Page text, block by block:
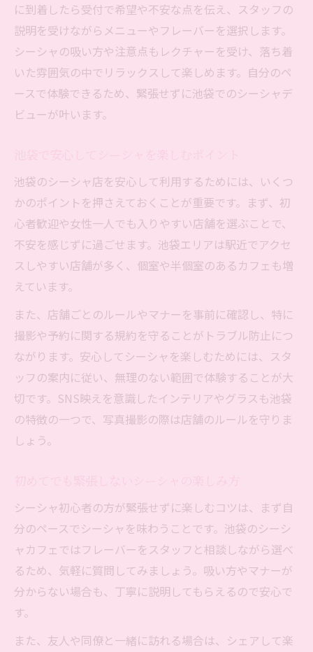
に到着したら受付で希望や不安な点を伝え、スタッフの
説明を受けながらメニューやフレーバーを選択します。
シーシャの吸い方や注意点もレクチャーを受け、落ち着
いた雰囲気の中でリラックスして楽しめます。自分のペ
ースで体験できるため、緊張せずに池袋でのシーシャデ
ビューが叶います。
池袋のシーシャ店を安心して利用するためには、いくつ
かのポイントを押さえておくことが重要です。まず、初
心者歓迎や女性一人でも入りやすい店舗を選ぶことで、
不安を感じずに過ごせます。池袋エリアは駅近でアクセ
スしやすい店舗が多く、個室や半個室のあるカフェも増
えています。
また、店舗ごとのルールやマナーを事前に確認し、特に
撮影や予約に関する規約を守ることがトラブル防止につ
ながります。安心してシーシャを楽しむためには、スタ
ッフの案内に従い、無理のない範囲で体験することが大
切です。SNS映えを意識したインテリアやグラスも池袋
の特徴の一つで、写真撮影の際は店舗のルールを守りま
しょう。
シーシャ初心者の方が緊張せずに楽しむコツは、まず自
分のペースでシーシャを味わうことです。池袋のシーシ
ャカフェではフレーバーをスタッフと相談しながら選べ
るため、気軽に質問してみましょう。吸い方やマナーが
分からない場合も、丁寧に説明してもらえるので安心で
す。
また、友人や同僚と一緒に訪れる場合は、シェアして楽